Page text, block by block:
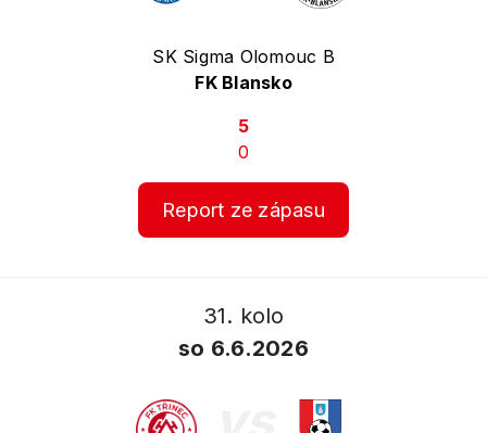
SK Sigma Olomouc B
FK Blansko
5
0
Report ze zápasu
31. kolo
so 6.6.2026